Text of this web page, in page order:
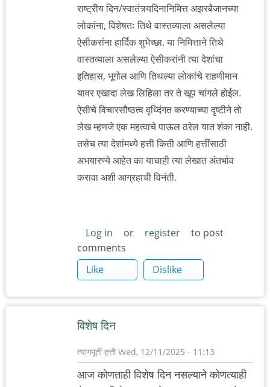
राष्ट्रीय दिन/स्वातंत्र्यदिनानिमित्त अझरबैजानच्या
लोकांना, विशेषतः तिथे वास्तव्याला असलेल्या
ऐसीकरांना हार्दिक शुभेच्छा. या निमित्ताने तिथे
वास्तव्याला असलेल्या ऐसीकरांनी त्या देशांचा
इतिहास, भूगोल आणि तिथल्या लोकांचे राहणीमान
यावर एखादा लेख लिहिला तर ते खूप चांगले होईल.
ऐसीचे विचारसौष्ठत्व वृध्दिंगत करण्याच्या दृष्टीने तो
लेख म्हणजे एक महत्वाचे पाऊल ठरेल यात शंका नाही.
तसेच त्या देशांमध्ये हत्ती किती आणि हत्तींसाठी
अभयारण्ये आहेत का याचाही त्या लेखात अंतर्भाव
करावा अशी आग्रहाची विनंती.
Log in or register
to post
comments
Like
Dislike
विशेष दिन
त्यागमूर्ती हत्ती Wed, 12/11/2025 - 11:13
आज कोणताही विशेष दिन नसल्याने कोणत्याही